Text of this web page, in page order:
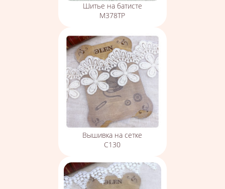
Шитье на батисте
М378ТР
Вышивка на сетке
С130